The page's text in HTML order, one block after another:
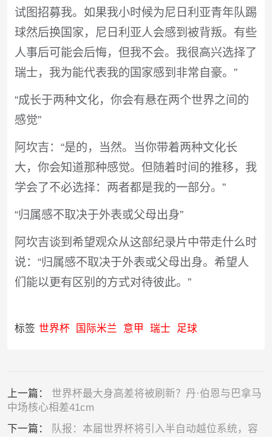
试图招募我。如果我小时候为尼日利亚青年队踢
球然后换国家，尼日利亚人会感到被背叛。有些
人事后可能会后悔，但我不会。我很高兴选择了
瑞士，我为能代表我的国家感到非常自豪。”
“成长于两种文化，你会有悬在两个世界之间的
感觉”
阿坎吉：“是的，当然。当你带着两种文化长
大，你会知道那种感觉。但随着时间的推移，我
学会了不必选择：两者都是我的一部分。”
“归属感不取决于外表或父母出身”
阿坎吉谈到希望观众从这部纪录片中带走什么时
说：“归属感不取决于外表或父母出身。希望人
们能以更有区别的方式对待彼此。”
标签 世界杯 国际米兰 意甲 瑞士 足球
上一篇： 世界杯最大身高差将被刷新？丹·伯恩与巴拿马
中场核心相差41cm
下一篇：
队报：本届世界杯将引入半自动越位系统，容